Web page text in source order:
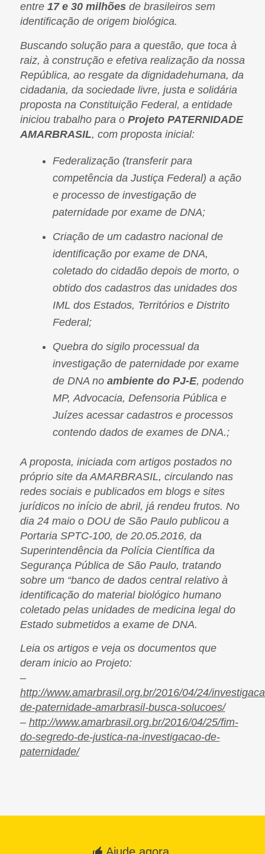
entre 17 e 30 milhõesde brasileiros sem
identificação de origem biológica.
Buscando solução para a questão, que toca à
raiz, à construção e efetiva realização da nossa
República, ao resgate da dignidadehumana, da
cidadania, da sociedade livre, justa e solidária
proposta na Constituição Federal, a entidade
iniciou trabalho para o Projeto PATERNIDADE
AMARBRASIL, com proposta inicial:
Federalização (transferir para
competência da Justiça Federal) a ação
e processo de investigação de
paternidade por exame de DNA;
Criação de um cadastro nacional de
identificação por exame de DNA,
coletado do cidadão depois de morto, o
obtido dos cadastros das unidades dos
IML dos Estados, Territórios e Distrito
Federal;
Quebra do sigilo processual da
investigação de paternidade por exame
de DNA noambiente do PJ-E, podendo
MP, Advocacia, Defensoria Pública e
Juízes acessar cadastros e processos
contendo dados de exames de DNA.;
A proposta, iniciada com artigos postados no
próprio site da AMARBRASIL, circulando nas
redes sociais e publicados em blogs e sites
jurídicos no início de abril, já rendeu frutos. No
dia 24 maio o DOU de São Paulo publicou a
Portaria SPTC-100, de 20.05.2016, da
Superintendência da Polícia Científica da
Segurança Pública de São Paulo, tratando
sobre um “banco de dados central relativo à
identificação do material biológico humano
coletado pelas unidades de medicina legal do
Estado submetidos a exame de DNA.
Leia os artigos e veja os documentos que
deram inicio ao Projeto:
–
http://www.amarbrasil.org.br/2016/04/24/
de-paternidade-amarbrasil-busca-solucoes/
– http://www.amarbrasil.org.br/2016/04/25/fim-
do-segredo-de-justica-na-investigacao-de-
paternidade/